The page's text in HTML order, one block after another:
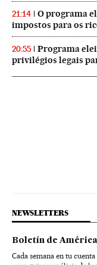
21:14
O programa
impostos para os
20:55
Programa
privilégios legais
NEWSLETTERS
Boletín de América
Cada semana en tu